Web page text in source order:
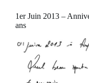
1er Juin 2013 –
ans